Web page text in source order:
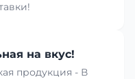
на вкус!
продукция - В